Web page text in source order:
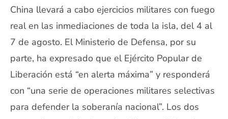
China llevará a cabo ejercicios militares con fuego
real en las inmediaciones de toda la isla, del 4 al
7 de agosto. El Ministerio de Defensa, por su
parte, ha expresado que el Ejército Popular de
Liberación está “en alerta máxima” y responderá
con “una serie de operaciones militares selectivas
para defender la soberanía nacional”. Los dos